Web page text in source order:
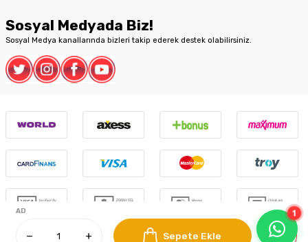
1
AD
Sepete Ekle
Sosyal Medyada Biz!
Sosyal Medya kanallarında bizleri takip ederek destek olabilirsiniz.